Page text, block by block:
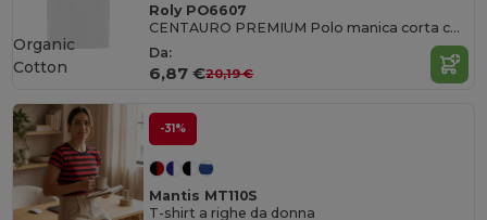
Roly PO6607
CENTAURO PREMIUM Polo manica corta con taschino lato cuore
Da:
6,87 €20,19 €
Organic
Cotton
-31%
Mantis MT110S
T-shirt a righe da donna